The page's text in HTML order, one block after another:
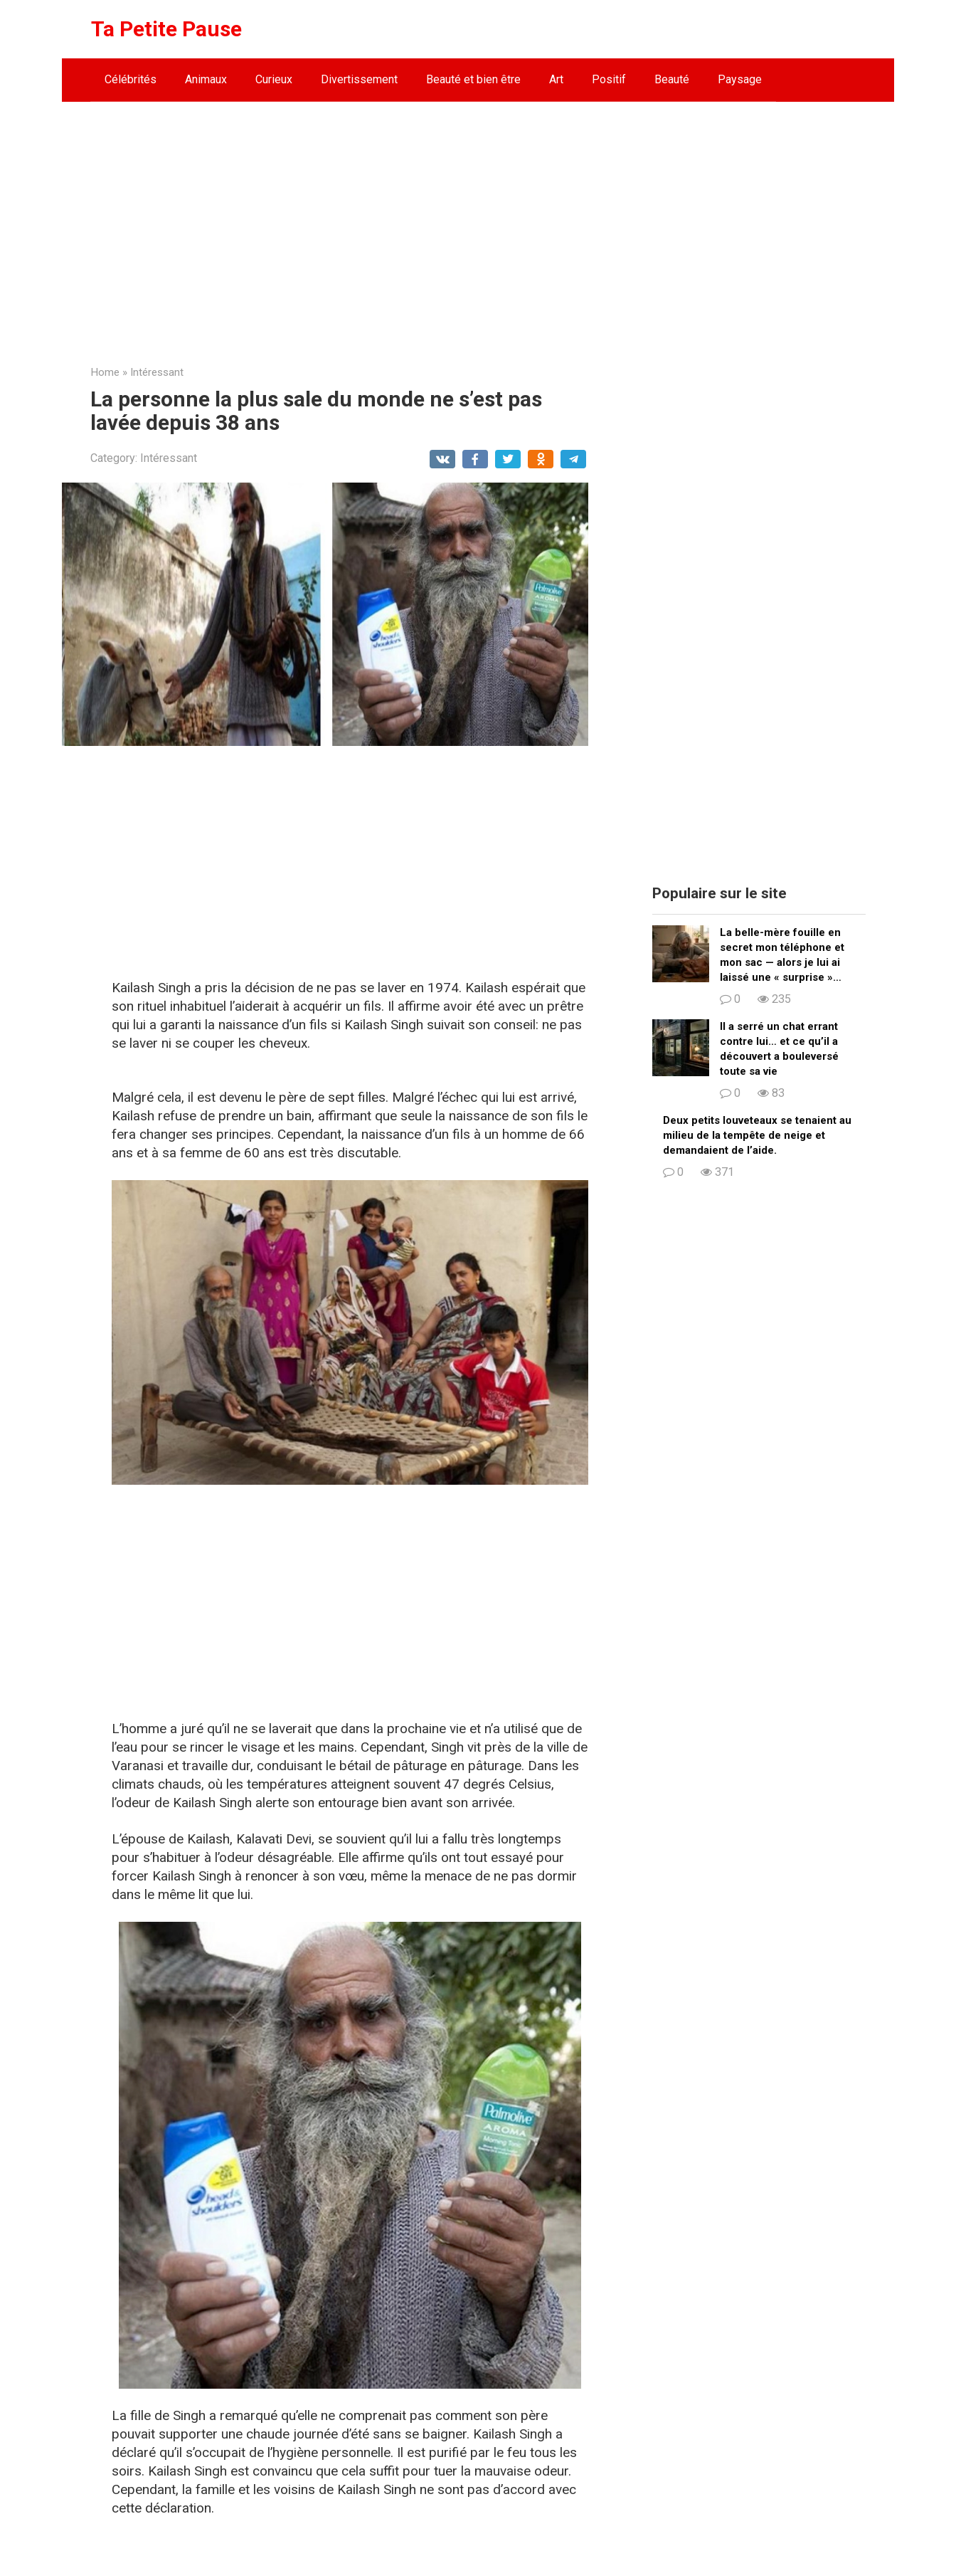
Ta Petite Pause
Célébrités Animaux Curieux Divertissement Beauté et bien être Art Positif Beauté Paysage
Home » Intéressant
La personne la plus sale du monde ne s’est pas
lavée depuis 38 ans
Category: Intéressant
Kailash Singh a pris la décision de ne pas se laver en 1974. Kailash espérait que
son rituel inhabituel l’aiderait à acquérir un fils. Il affirme avoir été avec un prêtre
qui lui a garanti la naissance d’un fils si Kailash Singh suivait son conseil: ne pas
se laver ni se couper les cheveux.
Malgré cela, il est devenu le père de sept filles. Malgré l’échec qui lui est arrivé,
Kailash refuse de prendre un bain, affirmant que seule la naissance de son fils le
fera changer ses principes. Cependant, la naissance d’un fils à un homme de 66
ans et à sa femme de 60 ans est très discutable.
L’homme a juré qu’il ne se laverait que dans la prochaine vie et n’a utilisé que de
l’eau pour se rincer le visage et les mains. Cependant, Singh vit près de la ville de
Varanasi et travaille dur, conduisant le bétail de pâturage en pâturage. Dans les
climats chauds, où les températures atteignent souvent 47 degrés Celsius,
l’odeur de Kailash Singh alerte son entourage bien avant son arrivée.
L’épouse de Kailash, Kalavati Devi, se souvient qu’il lui a fallu très longtemps
pour s’habituer à l’odeur désagréable. Elle affirme qu’ils ont tout essayé pour
forcer Kailash Singh à renoncer à son vœu, même la menace de ne pas dormir
dans le même lit que lui.
La fille de Singh a remarqué qu’elle ne comprenait pas comment son père
pouvait supporter une chaude journée d’été sans se baigner. Kailash Singh a
déclaré qu’il s’occupait de l’hygiène personnelle. Il est purifié par le feu tous les
soirs. Kailash Singh est convaincu que cela suffit pour tuer la mauvaise odeur.
Cependant, la famille et les voisins de Kailash Singh ne sont pas d’accord avec
cette déclaration.
Populaire sur le site
La belle-mère fouille en
secret mon téléphone et
mon sac — alors je lui ai
laissé une « surprise »…
0 235
Il a serré un chat errant
contre lui… et ce qu’il a
découvert a bouleversé
toute sa vie
0 83
Deux petits louveteaux se tenaient au
milieu de la tempête de neige et
demandaient de l’aide.
0 371